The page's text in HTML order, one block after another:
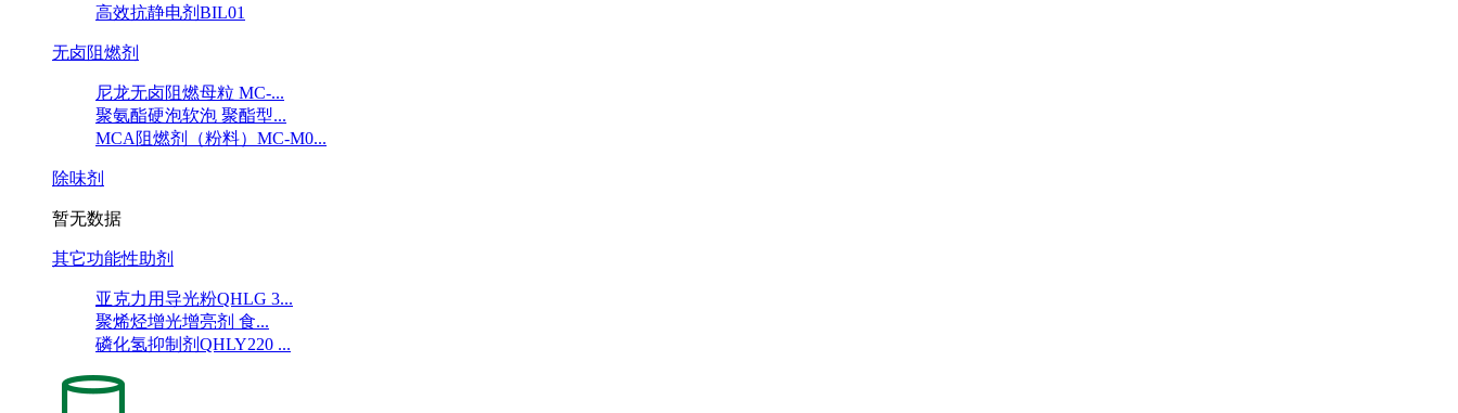
高效抗静电剂BIL01
无卤阻燃剂
尼龙无卤阻燃母粒 MC-...
聚氨酯硬泡软泡 聚酯型...
MCA阻燃剂（粉料）MC-M0...
除味剂
暂无数据
其它功能性助剂
亚克力用导光粉QHLG 3...
聚烯烃增光增亮剂 食...
磷化氢抑制剂QHLY220 ...